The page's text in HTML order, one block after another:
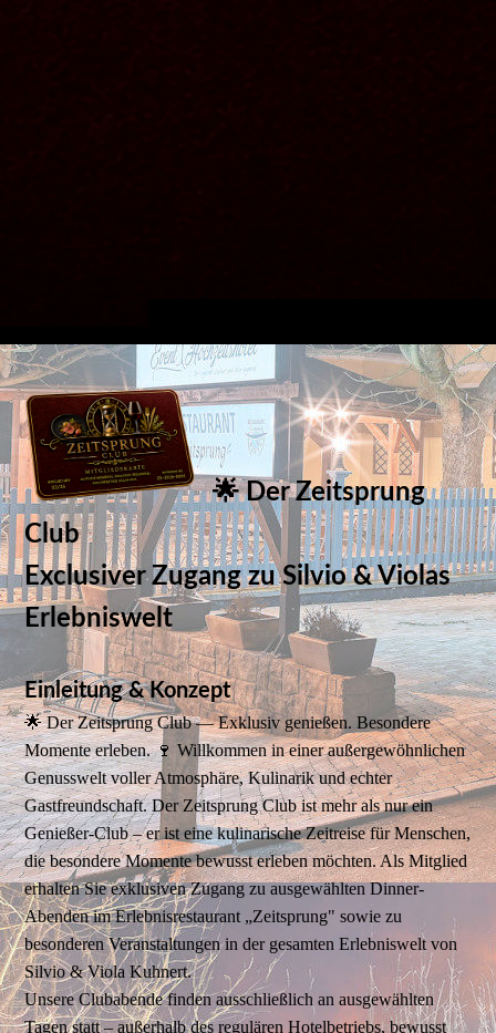
🌟 Der Zeitsprung
Club
Exclusiver Zugang zu Silvio & Violas
Erlebniswelt
Einleitung & Konzept
🌟 Der Zeitsprung Club — Exklusiv genießen. Besondere
Momente erleben. 🍷 Willkommen in einer außergewöhnlichen
Genusswelt voller Atmosphäre, Kulinarik und echter
Gastfreundschaft. Der Zeitsprung Club ist mehr als nur ein
Genießer-Club – er ist eine kulinarische Zeitreise für Menschen,
die besondere Momente bewusst erleben möchten. Als Mitglied
erhalten Sie exklusiven Zugang zu ausgewählten Dinner-
Abenden im Erlebnisrestaurant „Zeitsprung" sowie zu
besonderen Veranstaltungen in der gesamten Erlebniswelt von
Silvio & Viola Kuhnert.
Unsere Clubabende finden ausschließlich an ausgewählten
Tagen statt – außerhalb des regulären Hotelbetriebs, bewusst